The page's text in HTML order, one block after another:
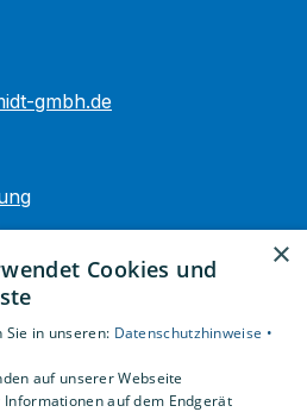
gmbh.de
×
Cookies und
in unseren: Datenschutzhinweise •
auf unserer Webseite
auf dem Endgerät